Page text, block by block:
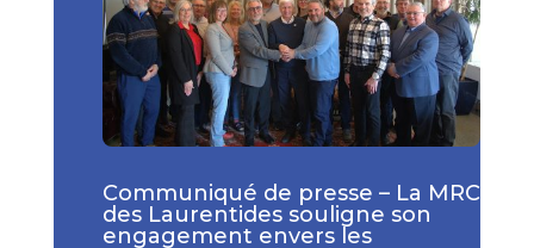
Communiqué de presse – La MRC
des Laurentides souligne son
engagement envers les